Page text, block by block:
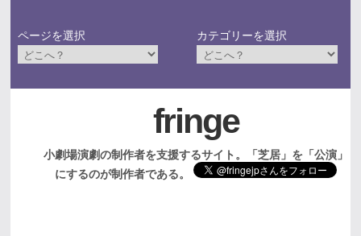
ページを選択 カテゴリーを選択
fringe
小劇場演劇の制作者を支援するサイト。「芝居」を「公演」
にするのが制作者である。